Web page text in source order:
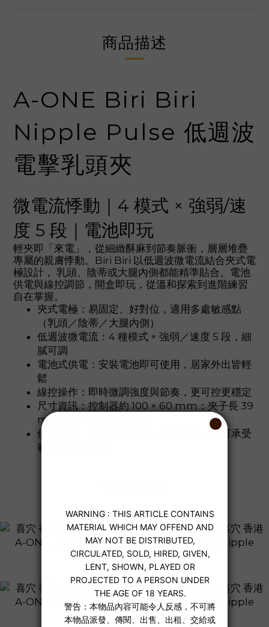
商品描述
A-ONE Biri Biri
Nipple Pulse 低週波
電擊乳頭夾
微電流悸動｜4 模式 × 強弱/速
度 5 段｜電池即玩
輕夾即「來電」，從細緻酥麻到節奏脈衝，層層堆疊
專屬的親膚悸動。Biri Biri 以低週波微電流結合夾式電
極設計， 乳頭、陰蒂或大腿內側都能精準貼合。電池
供電與線控調節，開盒即玩，從溫和探索到進階練習
自在掌握。
夾式電極：易固定、好對位，適用多處敏感點
（乳頭／陰蒂／大腿內側）
低週波微電流：4 種模式 × 強弱／速度 5 段，細
膩可調
電池式供電：安裝電池即可使用，居家外出皆輕
鬆
線控操作：即時微調強度與節奏，更可控更穩定
尺寸資訊：控制器約 100 × 60 mm；夾子長 39
mm；線長約 1150 mm
使用建議：由低強度開始、循序漸進，於可承受
範圍內安全體驗